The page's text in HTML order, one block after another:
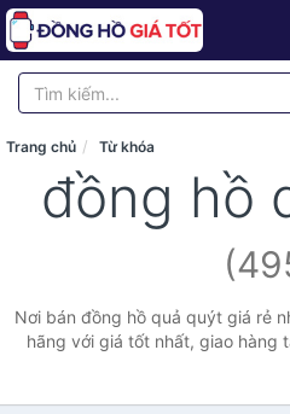
Trang chủ Từ khóa
đồng hồ
Nơi bán đồng hồ quả quýt giá rẻ
hãng với giá tốt nhất, giao hàng